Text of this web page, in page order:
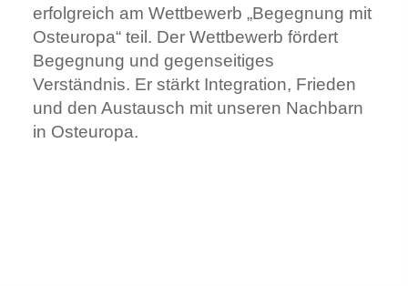
erfolgreich am Wettbewerb „Begegnung mit
Osteuropa“teil. Der Wettbewerb fördert
Begegnung und gegenseitiges
Verständnis. Er stärkt Integration, Frieden
und den Austausch mit unseren Nachbarn
in Osteuropa.